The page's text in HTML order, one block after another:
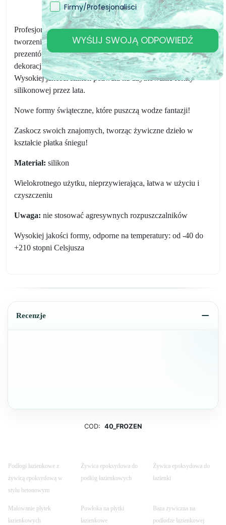
dostawy
Profesjonalna, wysokiej jakości forma silikonowa do
tworzenia przedmiotów z żywicy. Świetne do dawania
prezentów, przedmiotów dekoracyjnych, podstaw biżuterii,
dekoracji domu i biura.
Wysokiej jakości silikon pozwala na użytkowanie formy
silikonowej przez lata.
Nowe formy świąteczne, które puszczą wodze fantazji!
Zaskocz swoich znajomych, tworząc żywiczne dzieło w
kształcie płatka śniegu!
Materiał: silikon
Wielokrotnego użytku, nieprzywierająca, łatwa w użyciu i
czyszczeniu
Uwaga: nie stosować agresywnych rozpuszczalników
Wysokiej jakości formy, odporne na temperatury: od -40 do
+210 stopni Celsjusza
Recenzje
COD: 40_FROZEN
Podłogi łazienkowe z
żywicą epoksydową w
stylu betonowym
Żywica epoksydowa do
podłóg łazienkowych
Żywica epoksydowa do
łazienki
Malowanie płytek
łazienkowych
Powłoka na płytki
łazienkowe
Baza żywiczna na
podłodze łazienkowej
Firmy/Profesjonaliści
WYŚLIJ SWOJĄ ODPOWIEDŹ